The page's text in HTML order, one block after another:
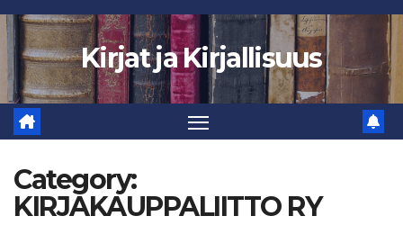
Skip
content
Kirjat ja Kirjallisuus
Category:
KIRJAKAUPPALIITTO RY